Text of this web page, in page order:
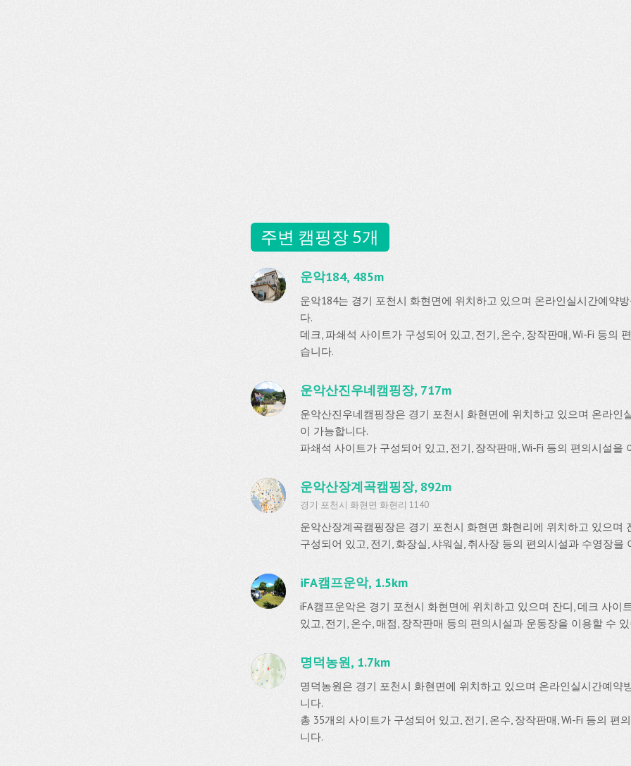
주변 캠핑장 5개
운악184, 485m
운악184는 경기 포천시 화현면에 위치하고 있으며 온라인실시간예약
다.
데크, 파쇄석 사이트가 구성되어 있고, 전기, 온수, 장작판매, Wi-Fi 등의
습니다.
운악산진우네캠핑장, 717m
운악산진우네캠핑장은 경기 포천시 화현면에 위치하고 있으며 온라인
이 가능합니다.
파쇄석 사이트가 구성되어 있고, 전기, 장작판매, Wi-Fi 등의 편의시설을
운악산장계곡캠핑장, 892m
경기 포천시 화현면 화현리 1140
운악산장계곡캠핑장은 경기 포천시 화현면 화현리에 위치하고 있으며
구성되어 있고, 전기, 화장실, 샤워실, 취사장 등의 편의시설과 수영장을
iFA캠프운악, 1.5km
iFA캠프운악은 경기 포천시 화현면에 위치하고 있으며 잔디, 데크 사이
있고, 전기, 온수, 매점, 장작판매 등의 편의시설과 운동장을 이용할 수
명덕농원, 1.7km
명덕농원은 경기 포천시 화현면에 위치하고 있으며 온라인실시간예약
니다.
총 35개의 사이트가 구성되어 있고, 전기, 온수, 장작판매, Wi-Fi 등의 편
니다.